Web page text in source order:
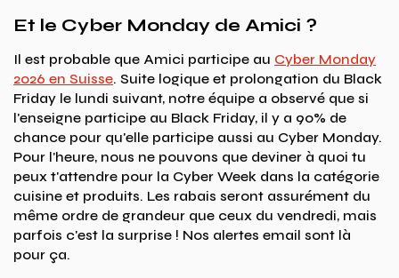
Et le Cyber Monday de Amici ?
Il est probable que Amici participe au Cyber Monday
2026 en Suisse. Suite logique et prolongation du Black
Friday le lundi suivant, notre équipe a observé que si
l'enseigne participe au Black Friday, il y a 90% de
chance pour qu'elle participe aussi au Cyber Monday.
Pour l'heure, nous ne pouvons que deviner à quoi tu
peux t'attendre pour la Cyber Week dans la catégorie
cuisine et produits. Les rabais seront assurément du
même ordre de grandeur que ceux du vendredi, mais
parfois c'est la surprise ! Nos alertes email sont là
pour ça.